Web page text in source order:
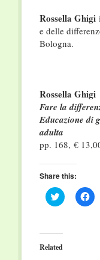
Rossella Ghigi
e delle
Bologna.
Rossella Ghigi
Fare la
Educazione di
adulta
pp. 168, €
Share this:
Click
to
(Opens
in
new
to
Related